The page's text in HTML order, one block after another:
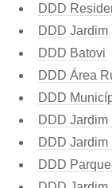
DDD
DDD Jardim
DDD Batovi
DDD Área
DDD
DDD
DDD Jardim
DDD